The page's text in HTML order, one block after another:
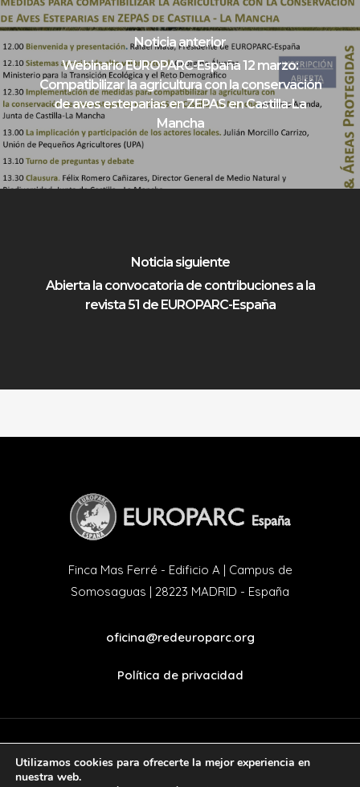
Noticia anterior
Webinario EUROPARC-España 12 marzo:
Compatibilizar la agricultura con la conservación
de aves esteparias en ZEPAS en Castilla-La
Mancha
Noticia siguiente
Abierta la convocatoria de contribuciones a la
revista 51 de EUROPARC-España
Finca Mas Ferré - Edificio A | Campus de
Somosaguas | 28223 MADRID - España
oficina@redeuroparc.org
Política de privacidad
twitter facebook
Utilizamos cookies para ofrecerte la mejor experiencia en
nuestra web.